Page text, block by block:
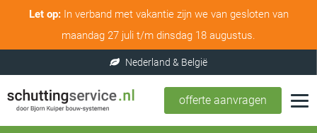
Let op:In verband met vakantie zijn we van gesloten van
maandag 27 juli t/m dinsdag 18 augustus.
offerte aanvragen